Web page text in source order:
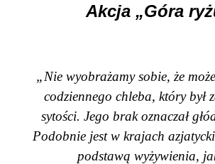
Akcja „Góra
„Nie wyobrażamy sobie, że
codziennego chleba, który był
sytości. Jego brak oznaczał
Podobnie jest w krajach
podstawą wyżywienia,